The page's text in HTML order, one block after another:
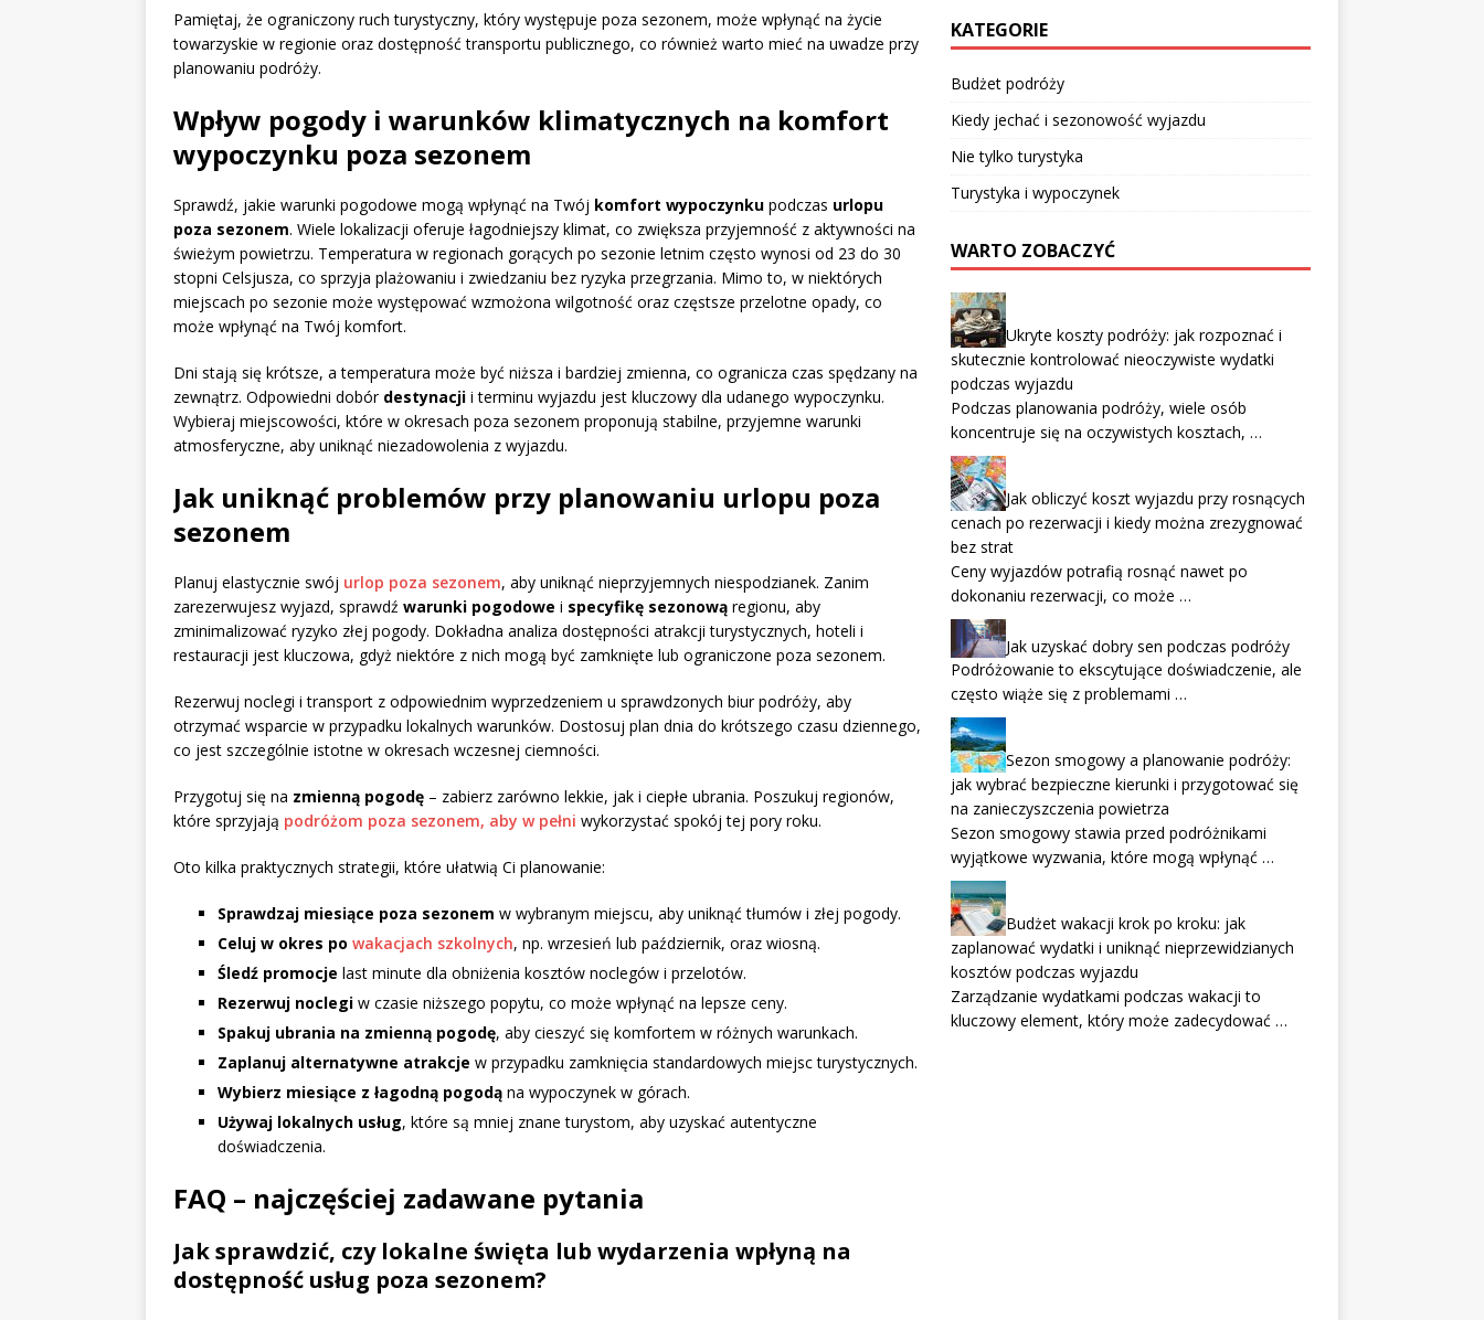
Pamiętaj, że ograniczony ruch turystyczny, który występuje poza sezonem, może wpłynąć na życie
towarzyskie w regionie oraz dostępność transportu publicznego, co również warto mieć na uwadze przy
planowaniu podróży.
Wpływ pogody i warunków klimatycznych na komfort
wypoczynku poza sezonem
Sprawdź, jakie warunki pogodowe mogą wpłynąć na Twój komfort wypoczynku podczas urlopu
poza sezonem. Wiele lokalizacji oferuje łagodniejszy klimat, co zwiększa przyjemność z aktywności na
świeżym powietrzu. Temperatura w regionach gorących po sezonie letnim często wynosi od 23 do 30
stopni Celsjusza, co sprzyja plażowaniu i zwiedzaniu bez ryzyka przegrzania. Mimo to, w niektórych
miejscach po sezonie może występować wzmożona wilgotność oraz częstsze przelotne opady, co
może wpłynąć na Twój komfort.
Dni stają się krótsze, a temperatura może być niższa i bardziej zmienna, co ogranicza czas spędzany na
zewnątrz. Odpowiedni dobór destynacji i terminu wyjazdu jest kluczowy dla udanego wypoczynku.
Wybieraj miejscowości, które w okresach poza sezonem proponują stabilne, przyjemne warunki
atmosferyczne, aby uniknąć niezadowolenia z wyjazdu.
Jak uniknąć problemów przy planowaniu urlopu poza
sezonem
Planuj elastycznie swój urlop poza sezonem, aby uniknąć nieprzyjemnych niespodzianek. Zanim
zarezerwujesz wyjazd, sprawdź warunki pogodowe i specyfikę sezonową regionu, aby
zminimalizować ryzyko złej pogody. Dokładna analiza dostępności atrakcji turystycznych, hoteli i
restauracji jest kluczowa, gdyż niektóre z nich mogą być zamknięte lub ograniczone poza sezonem.
Rezerwuj noclegi i transport z odpowiednim wyprzedzeniem u sprawdzonych biur podróży, aby
otrzymać wsparcie w przypadku lokalnych warunków. Dostosuj plan dnia do krótszego czasu dziennego,
co jest szczególnie istotne w okresach wczesnej ciemności.
Przygotuj się na zmienną pogodę – zabierz zarówno lekkie, jak i ciepłe ubrania. Poszukuj regionów,
które sprzyjają podróżom poza sezonem, aby w pełni wykorzystać spokój tej pory roku.
Oto kilka praktycznych strategii, które ułatwią Ci planowanie:
Sprawdzaj miesiące poza sezonem w wybranym miejscu, aby uniknąć tłumów i złej pogody.
Celuj w okres po wakacjach szkolnych, np. wrzesień lub październik, oraz wiosną.
Śledź promocje last minute dla obniżenia kosztów noclegów i przelotów.
Rezerwuj noclegi w czasie niższego popytu, co może wpłynąć na lepsze ceny.
Spakuj ubrania na zmienną pogodę, aby cieszyć się komfortem w różnych warunkach.
Zaplanuj alternatywne atrakcje w przypadku zamknięcia standardowych miejsc turystycznych.
Wybierz miesiące z łagodną pogodą na wypoczynek w górach.
Używaj lokalnych usług, które są mniej znane turystom, aby uzyskać autentyczne
doświadczenia.
FAQ – najczęściej zadawane pytania
Jak sprawdzić, czy lokalne święta lub wydarzenia wpłyną na
dostępność usług poza sezonem?
KATEGORIE
Budżet podróży
Kiedy jechać i sezonowość wyjazdu
Nie tylko turystyka
Turystyka i wypoczynek
WARTO ZOBACZYĆ
Ukryte koszty podróży: jak rozpoznać i
skutecznie kontrolować nieoczywiste wydatki
podczas wyjazdu
Podczas planowania podróży, wiele osób
koncentruje się na oczywistych kosztach, …
Jak obliczyć koszt wyjazdu przy rosnących
cenach po rezerwacji i kiedy można zrezygnować
bez strat
Ceny wyjazdów potrafią rosnąć nawet po
dokonaniu rezerwacji, co może …
Jak uzyskać dobry sen podczas podróży
Podróżowanie to ekscytujące doświadczenie, ale
często wiąże się z problemami …
Sezon smogowy a planowanie podróży:
jak wybrać bezpieczne kierunki i przygotować się
na zanieczyszczenia powietrza
Sezon smogowy stawia przed podróżnikami
wyjątkowe wyzwania, które mogą wpłynąć …
Budżet wakacji krok po kroku: jak
zaplanować wydatki i uniknąć nieprzewidzianych
kosztów podczas wyjazdu
Zarządzanie wydatkami podczas wakacji to
kluczowy element, który może zadecydować …